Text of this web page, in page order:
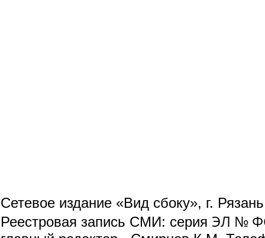
Сетевое издание «Вид сбоку», г.
Реестровая запись СМИ: серия ЭЛ №